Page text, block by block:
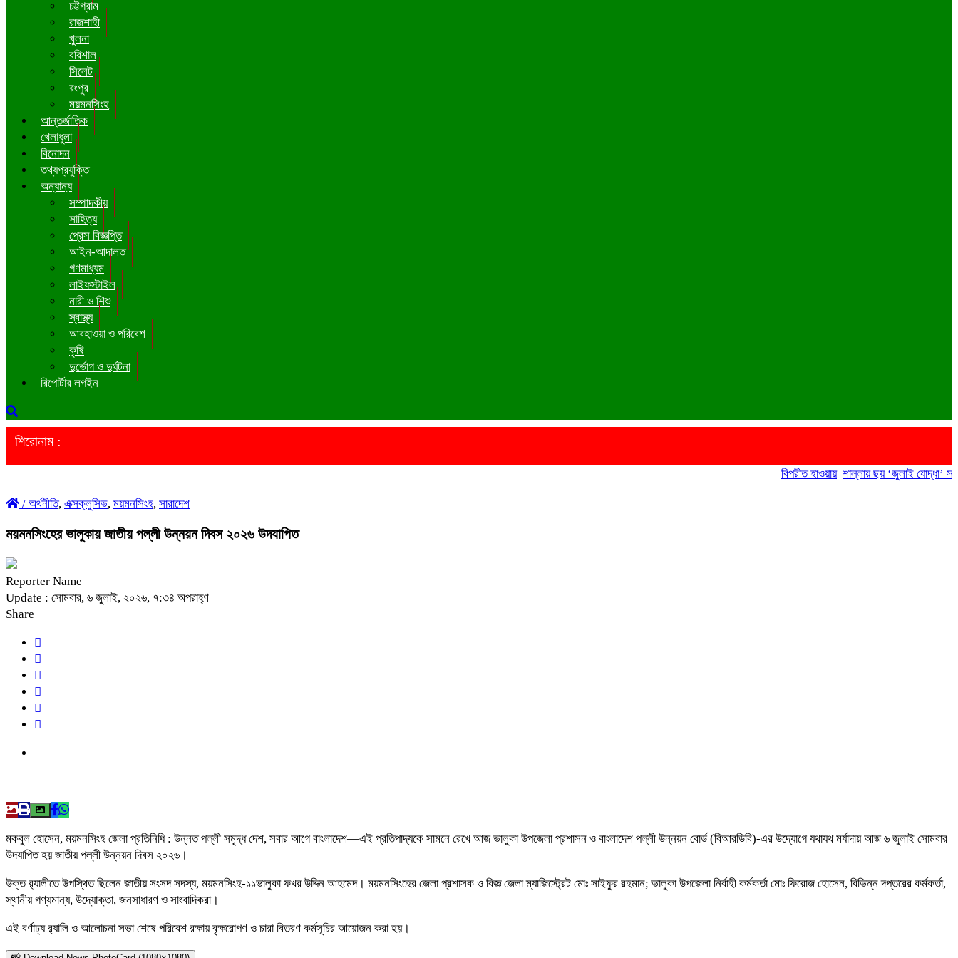
চট্টগ্রাম
রাজশাহী
খুলনা
বরিশাল
সিলেট
রংপুর
ময়মনসিংহ
আন্তর্জাতিক
খেলাধুলা
বিনোদন
তথ্যপ্রযুক্তি
অন্যান্য
সম্পাদকীয়
সাহিত্য
প্রেস বিজ্ঞপ্তি
আইন-আদালত
গণমাধ্যম
লাইফস্টাইল
নারী ও শিশু
স্বাস্থ্য
আবহাওয়া ও পরিবেশ
কৃষি
দুর্ভোগ ও দুর্ঘটনা
রিপোর্টার লগইন
শিরোনাম :
বিপরীত হাওয়ায় শাল্লায় ছয় ‘জুলাই যোদ্ধা’ সরকারি
/ অর্থনীতি, এক্সক্লুসিভ, ময়মনসিংহ, সারাদেশ
ময়মনসিংহের ভালুকায় জাতীয় পল্লী উন্নয়ন দিবস ২০২৬ উদযাপিত
Reporter Name
Update : সোমবার, ৬ জুলাই, ২০২৬, ৭:৩৪ অপরাহ্ণ
Share
মকবুল হোসেন, ময়মনসিংহ জেলা প্রতিনিধি : উন্নত পল্লী সমৃদ্ধ দেশ, সবার আগে বাংলাদেশ—এই প্রতিপাদ্যকে সামনে রেখে আজ ভালুকা উপজেলা প্রশাসন ও বাংলাদেশ পল্লী উন্নয়ন বোর্ড (বিআরডিবি)-এর উদ্যোগে যথাযথ মর্যাদায় আজ ৬ জুলাই সোমবার
উদযাপিত হয় জাতীয় পল্লী উন্নয়ন দিবস ২০২৬।
উক্ত র‍্যালীতে উপস্থিত ছিলেন জাতীয় সংসদ সদস্য, ময়মনসিংহ-১১ভালুকা ফখর উদ্দিন আহমেদ। ময়মনসিংহের জেলা প্রশাসক ও বিজ্ঞ জেলা ম্যাজিস্ট্রেট মোঃ সাইফুর রহমান; ভালুকা উপজেলা নির্বাহী কর্মকর্তা মোঃ ফিরোজ হোসেন, বিভিন্ন দপ্তরের কর্মকর্তা,
স্থানীয় গণ্যমান্য, উদ্যোক্তা, জনসাধারণ ও সাংবাদিকরা।
এই বর্ণাঢ্য র‍্যালি ও আলোচনা সভা শেষে পরিবেশ রক্ষায় বৃক্ষরোপণ ও চারা বিতরণ কর্মসূচির আয়োজন করা হয়।